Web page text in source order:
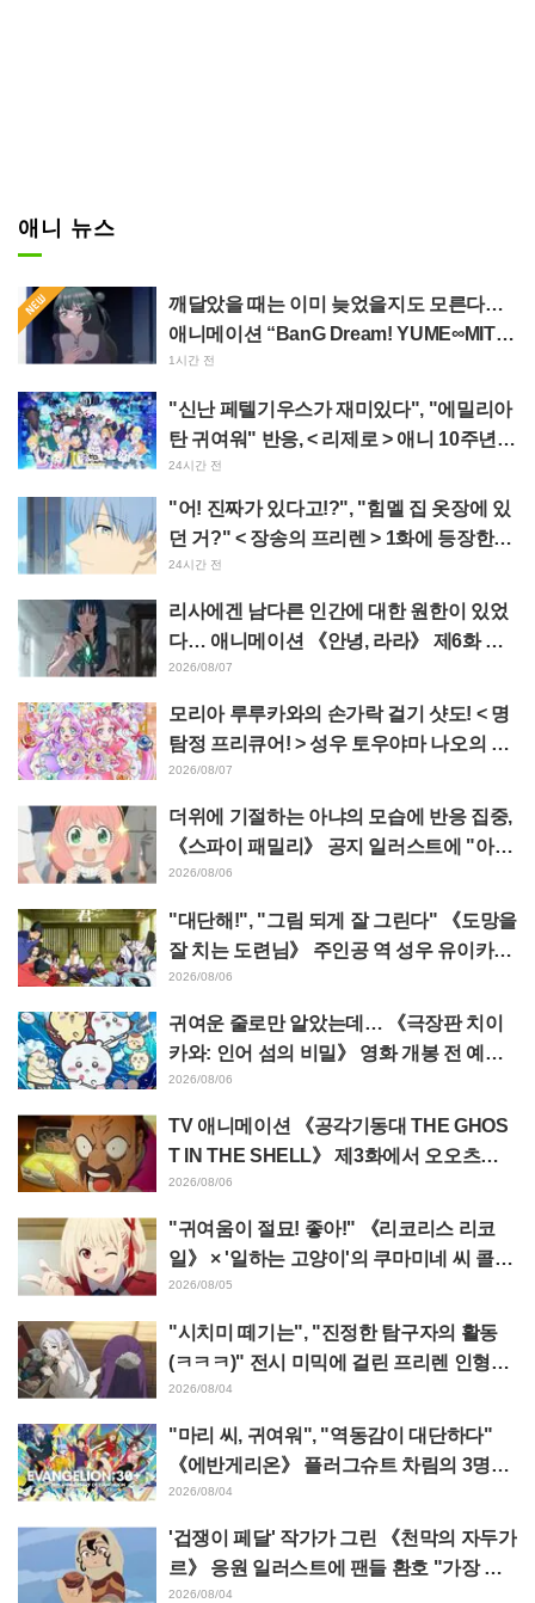
애니 뉴스
깨달았을 때는 이미 늦었을지도 모른다…
애니메이션 “BanG Dream! YUME∞MITA”
제8화, 줄거리·스틸컷 공개
1시간 전
"신난 페텔기우스가 재미있다", "에밀리아
탄 귀여워" 반응, < 리제로 > 애니 10주년
기념 이벤트 비주얼 공개
24시간 전
"어! 진짜가 있다고!?", "힘멜 집 옷장에 있
던 거?" < 장송의 프리렌 > 1화에 등장한
'암흑룡의 뿔' 공개에 팬들 경악
24시간 전
리사에겐 남다른 인간에 대한 원한이 있었
다… 애니메이션 《안녕, 라라》 제6화 줄
거리·선공개 컷 공개
2026/08/07
모리아 루루카와의 손가락 걸기 샷도! < 명
탐정 프리큐어! > 성우 토우야마 나오의 드
림 스테이지 관람 보고에 "W 아르카나다"
반응
2026/08/07
더위에 기절하는 아냐의 모습에 반응 집중,
《스파이 패밀리》 공지 일러스트에 "아냐
가 녹고 있다"
2026/08/06
"대단해!", "그림 되게 잘 그린다" 《도망을
잘 치는 도련님》 주인공 역 성우 유이카와
아사키의 제13화 ED 일러스트에 찬사 속
출
2026/08/06
귀여운 줄로만 알았는데… 《극장판 치이
카와: 인어 섬의 비밀》 영화 개봉 전 예습
영상이 "생각 이상으로 가혹하다", "노동
얘기뿐이다"라며 갭에 놀라는 목소리
2026/08/06
TV 애니메이션 《공각기동대 THE GHOS
T IN THE SHELL》 제3화에서 오오츠카
아키오가 연기하는 마레스 대령 등장! 캐스
트 코멘트 & 엔드 카드 공개
2026/08/06
"귀여움이 절묘! 좋아!" 《리코리스 리코
일》 × '일하는 고양이'의 쿠마미네 씨 콜라
보 발표에 "좋아!" 반응 잇따라
2026/08/05
"시치미 떼기는", "진정한 탐구자의 활동
(ㅋㅋㅋ)" 전시 미믹에 걸린 프리렌 인형에
태클 쇄도 《장송의 프리렌》
2026/08/04
"마리 씨, 귀여워", "역동감이 대단하다"
《에반게리온》 플러그슈트 차림의 3명을
그린 마츠바라 히데노리 씨의 아름다운 드
로잉 공개에 화제
2026/08/04
'겁쟁이 페달' 작가가 그린 《천막의 자두가
르》 응원 일러스트에 팬들 환호 "가장 평
소 그림체가 다른 사람이 그리면 이렇게 된
2026/08/04